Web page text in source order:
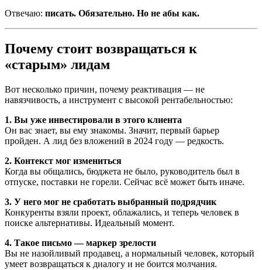
Отвечаю: писать. Обязательно. Но не абы как.
Почему стоит возвращаться к
«старым» лидам
Вот несколько причин, почему реактивация — не
навязчивость, а инструмент с высокой рентабельностью:
1. Вы уже инвестировали в этого клиента
Он вас знает, вы ему знакомы. Значит, первый барьер
пройден. А лид без вложений в 2024 году — редкость.
2. Контекст мог измениться
Когда вы общались, бюджета не было, руководитель был в
отпуске, поставки не горели. Сейчас всё может быть иначе.
3. У него мог не сработать выбранный подрядчик
Конкуренты взяли проект, облажались, и теперь человек в
поиске альтернативы. Идеальный момент.
4. Такое письмо — маркер зрелости
Вы не назойливый продавец, а нормальный человек, который
умеет возвращаться к диалогу и не боится молчания.